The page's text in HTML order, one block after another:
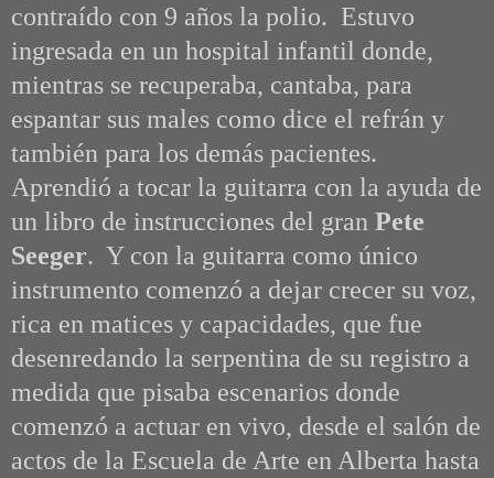
contraído con 9 años la polio. Estuvo
ingresada en un hospital infantil donde,
mientras se recuperaba, cantaba, para
espantar sus males como dice el refrán y
también para los demás pacientes.
Aprendió a tocar la guitarra con la ayuda de
un libro de instrucciones del gran Pete
Seeger. Y con la guitarra como único
instrumento comenzó a dejar crecer su voz,
rica en matices y capacidades, que fue
desenredando la serpentina de su registro a
medida que pisaba escenarios donde
comenzó a actuar en vivo, desde el salón de
actos de la Escuela de Arte en Alberta hasta